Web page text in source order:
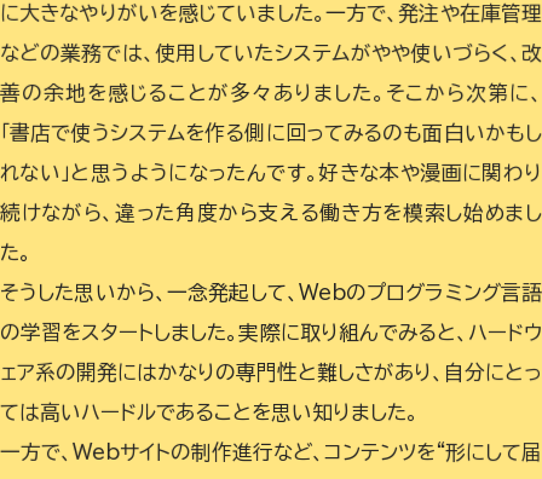
に大きなやりがいを感じていました。一方で、発注や在庫管理
などの業務では、使用していたシステムがやや使いづらく、改
善の余地を感じることが多々ありました。そこから次第に、
「書店で使うシステムを作る側に回ってみるのも面白いかもし
れない」と思うようになったんです。好きな本や漫画に関わり
続けながら、違った角度から支える働き方を模索し始めまし
た。
そうした思いから、一念発起して、Webのプログラミング言語
の学習をスタートしました。実際に取り組んでみると、ハードウ
ェア系の開発にはかなりの専門性と難しさがあり、自分にとっ
ては高いハードルであることを思い知りました。
一方で、Webサイトの制作進行など、コンテンツを“形にして届